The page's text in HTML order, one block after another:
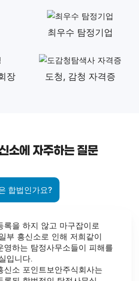
최우수 탐정기업
장 도청, 감청 자격증
소에 자주하는 질문
합법인가요?
록을 하지 않고 마구잡이로
부 흥신소로 인해 저희같이
영하는 탐정사무소들이 피해를
입니다.
신소 포인트보안주식회사는